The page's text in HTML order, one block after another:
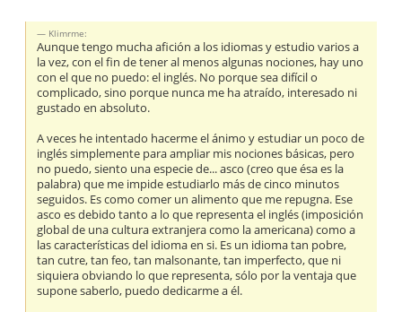
Klimrme:
Aunque tengo mucha afición a los idiomas y estudio varios a
la vez, con el fin de tener al menos algunas nociones, hay uno
con el que no puedo: el inglés. No porque sea difícil o
complicado, sino porque nunca me ha atraído, interesado ni
gustado en absoluto.
A veces he intentado hacerme el ánimo y estudiar un poco de
inglés simplemente para ampliar mis nociones básicas, pero
no puedo, siento una especie de... asco (creo que ésa es la
palabra) que me impide estudiarlo más de cinco minutos
seguidos. Es como comer un alimento que me repugna. Ese
asco es debido tanto a lo que representa el inglés (imposición
global de una cultura extranjera como la americana) como a
las características del idioma en si. Es un idioma tan pobre,
tan cutre, tan feo, tan malsonante, tan imperfecto, que ni
siquiera obviando lo que representa, sólo por la ventaja que
supone saberlo, puedo dedicarme a él.